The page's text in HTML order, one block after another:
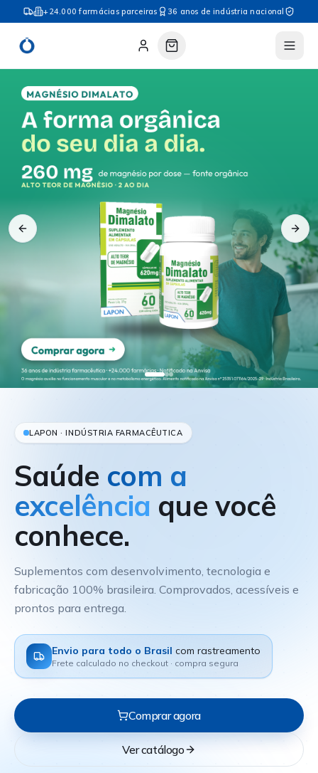
+24.000 farmácias parceiras 36 anos de indústria nacional
LAPON · INDÚSTRIA FARMACÊUTICA
Saúde com a
excelência que você
conhece.
Suplementos com desenvolvimento, tecnologia e
fabricação 100% brasileira. Comprovados, acessíveis e
prontos para entrega.
Envio para todo o Brasil com rastreamento
Frete calculado no checkout · compra segura
Comprar agora
Ver catálogo